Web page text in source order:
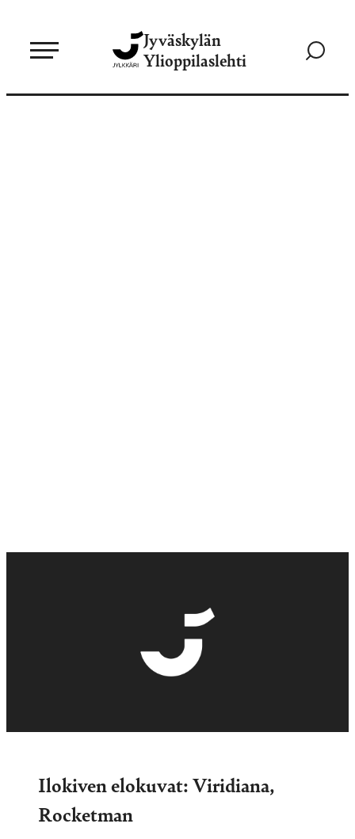
sisältöön
Jyväskylän
Ylioppilaslehti
Siirry
Ilokiven elokuvat: Viridiana,
Rocketman